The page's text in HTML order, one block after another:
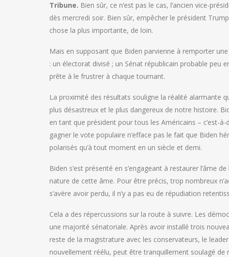
Tribune. Bien sûr, ce n’est pas le cas, l’ancien vice-
dès mercredi soir. Bien sûr, empêcher le président
chose la plus importante, de loin.
Mais en supposant que Biden parvienne à remporter
: un électorat divisé ; un Sénat républicain probable peu
prête à le frustrer à chaque tournant.
La proximité des résultats souligne la réalité alarmante
plus désastreux et le plus dangereux de notre histoire.
en tant que président pour tous les Américains – c’est-
gagner le vote populaire n’efface pas le fait que Biden
polarisés qu’à tout moment en un siècle et demi.
Biden s’est présenté en s’engageant à restaurer l’âme
nature de cette âme. Pour être précis, trop nombreux
s’avère avoir perdu, il n’y a pas eu de répudiation
Cela a des répercussions sur la route à suivre. Les
une majorité sénatoriale. Après avoir installé trois
reste de la magistrature avec les conservateurs, le
nouvellement réélu, peut être tranquillement soulagé de